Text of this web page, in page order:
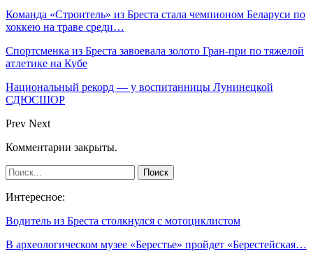
Команда «Строитель» из Бреста стала чемпионом Беларуси по
хоккею на траве среди…
Спортсменка из Бреста завоевала золото Гран-при по тяжелой
атлетике на Кубе
Национальный рекорд — у воспитанницы Лунинецкой
СДЮСШОР
Prev Next
Комментарии закрыты.
Интересное:
Водитель из Бреста столкнулся с мотоциклистом
В археологическом музее «Берестье» пройдет «Берестейская…